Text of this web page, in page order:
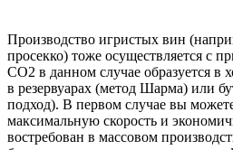
Производство игристых вин
просекко) тоже осуществляется с
СО2 в данном случае образуется в
в резервуарах (метод Шарма) или
подход). В первом случае вы
максимальную скорость и
востребован в массовом